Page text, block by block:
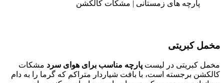
مخمل کبریتی
مخمل کبریتی در لیست پارچه مناسب برای هوای سرد مشکات
کالکشن برجسته است، با بافت شیاردار متراکم که گرما را به دام